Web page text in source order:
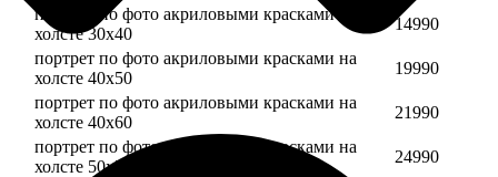
портрет по фото акриловыми красками на
холсте 30х40
14990
портрет по фото акриловыми красками на
холсте 40х50
19990
портрет по фото акриловыми красками на
холсте 40х60
21990
портрет по фото акриловыми красками на
холсте 50х70
24990